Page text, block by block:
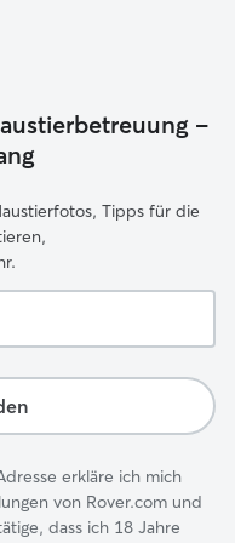
–
Tipps für die
erkläre ich mich
von Rover.com und
dass ich 18 Jahre